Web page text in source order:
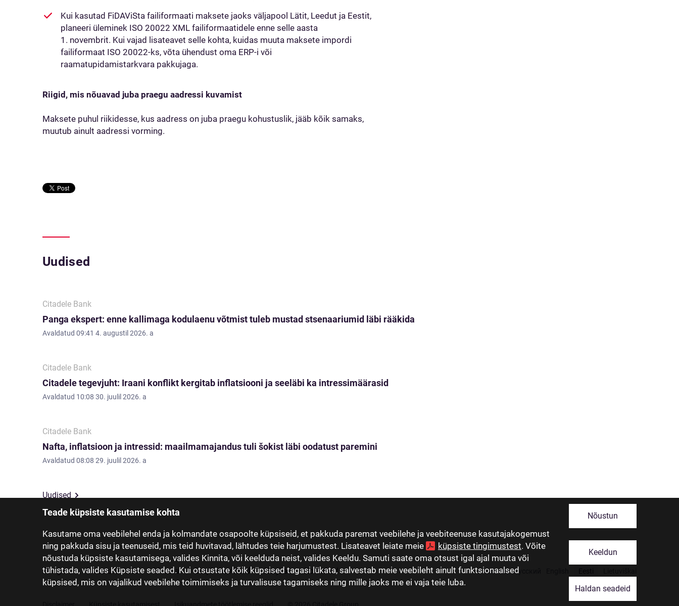
Teade küpsiste kasutamise kohta
Kasutame oma veebilehel enda ja kolmandate osapoolte küpsiseid, et pakkuda paremat veebilehe ja veebiteenuse kasutajakogemust
ning pakkuda sisu ja teenuseid, mis teid huvitavad, lähtudes teie harjumustest. Lisateavet leiate meie
küpsiste tingimustest. Võite
nõustuda küpsiste kasutamisega, valides Kinnita, või keelduda neist, valides Keeldu. Samuti saate oma otsust igal ajal muuta või
tühistada, valides Küpsiste seaded. Kui otsustate kõik küpsised tagasi lükata, salvestab meie veebileht ainult funktsionaalsed
küpsised, mis on vajalikud veebilehe toimimiseks ja turvalisuse tagamiseks ning mille jaoks me ei vaja teie luba.
Nõustun
Keeldun
Haldan seadeid
Kui kasutad FiDAViSta failiformaati maksete jaoks väljapool Lätit, Leedut ja Eestit,
planeeri üleminek ISO 20022 XML failiformaatidele enne selle aasta
1. novembrit. Kui vajad lisateavet selle kohta, kuidas muuta maksete impordi
failiformaat ISO 20022-ks, võta ühendust oma ERP-i või
raamatupidamistarkvara pakkujaga.
Riigid, mis nõuavad juba praegu aadressi kuvamist
Maksete puhul riikidesse, kus aadress on juba praegu kohustuslik, jääb kõik samaks,
muutub ainult aadressi vorming.
Uudised
Citadele Bank
Panga ekspert: enne kallimaga kodulaenu võtmist tuleb mustad stsenaariumid läbi rääkida
Avaldatud 09:41 4. augustil 2026. a
Citadele Bank
Citadele tegevjuht: Iraani konflikt kergitab inflatsiooni ja seeläbi ka intressimäärasid
Avaldatud 10:08 30. juulil 2026. a
Citadele Bank
Nafta, inflatsioon ja intressid: maailmamajandus tuli šokist läbi oodatust paremini
Avaldatud 08:08 29. juulil 2026. a
Uudised
Latviski Русский
Pangast Investorsuhted Meedia Grupi ettevõtted Karjäär Kontaktid